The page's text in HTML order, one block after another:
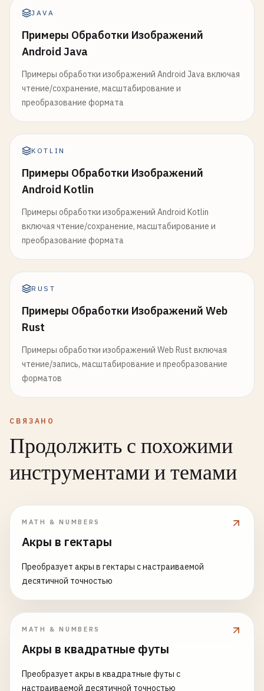
JAVA
Примеры Обработки Изображений
Android Java
Примеры обработки изображений Android Java включая
чтение/сохранение, масштабирование и
преобразование формата
KOTLIN
Примеры Обработки Изображений
Android Kotlin
Примеры обработки изображений Android Kotlin
включая чтение/сохранение, масштабирование и
преобразование формата
RUST
Примеры Обработки Изображений Web
Rust
Примеры обработки изображений Web Rust включая
чтение/запись, масштабирование и преобразование
форматов
СВЯЗАНО
Продолжить с похожими
инструментами и темами
MATH & NUMBERS
Акры в гектары
Преобразует акры в гектары с настраиваемой
десятичной точностью
MATH & NUMBERS
Акры в квадратные футы
Преобразует акры в квадратные футы с
настраиваемой десятичной точностью